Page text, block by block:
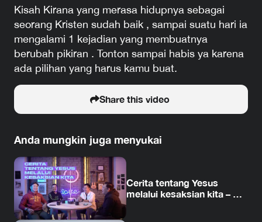
Kisah Kirana yang merasa hidupnya sebagai
seorang Kristen sudah baik , sampai suatu hari ia
mengalami 1 kejadian yang membuatnya
berubah pikiran . Tonton sampai habis ya karena
ada pilihan yang harus kamu buat.
Share this video
Anda mungkin juga menyukai
Cerita tentang Yesus
melalui kesaksian kita – Ps.